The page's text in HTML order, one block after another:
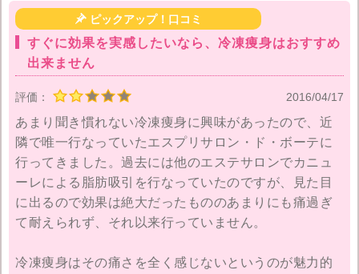
ピックアップ！口コミ
すぐに効果を実感したいなら、冷凍痩身はおすすめ
出来ません
評価： 2016/04/17
あまり聞き慣れない冷凍痩身に興味があったので、近
隣で唯一行なっていたエスプリサロン・ド・ボーテに
行ってきました。過去には他のエステサロンでカニュ
ーレによる脂肪吸引を行なっていたのですが、見た目
に出るので効果は絶大だったもののあまりにも痛過ぎ
て耐えられず、それ以来行っていません。
冷凍痩身はその痛さを全く感じないというのが魅力的